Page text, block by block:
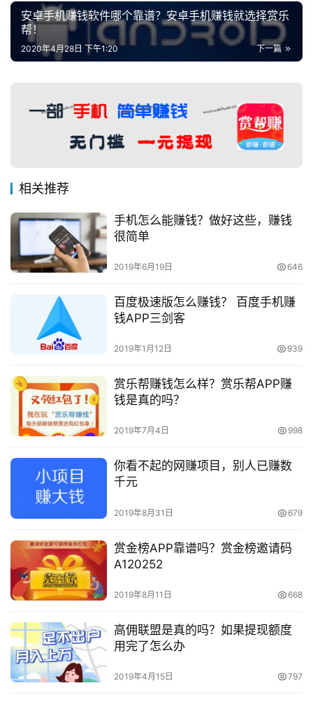
安卓手机赚钱软件哪个靠谱？安卓手机赚钱就选择赏乐
帮！
下一篇
2020年4月28日 下午1:20
相关推荐
手机怎么能赚钱？做好这些，赚钱
很简单
2019年6月19日 646
百度极速版怎么赚钱？ 百度手机赚
钱APP三剑客
2019年1月12日 939
赏乐帮赚钱怎么样？赏乐帮APP赚
钱是真的吗？
2019年7月4日 998
你看不起的网赚项目，别人已赚数
千元
2019年8月31日 679
赏金榜APP靠谱吗？赏金榜邀请码
A120252
2019年8月11日 668
高佣联盟是真的吗？如果提现额度
用完了怎么办
2019年4月15日 797